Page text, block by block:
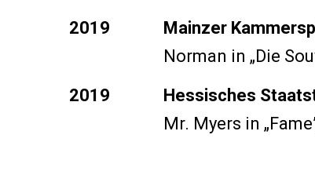
2019
Mainzer
Norman in „Die
2019
Hessisches
Mr. Myers in